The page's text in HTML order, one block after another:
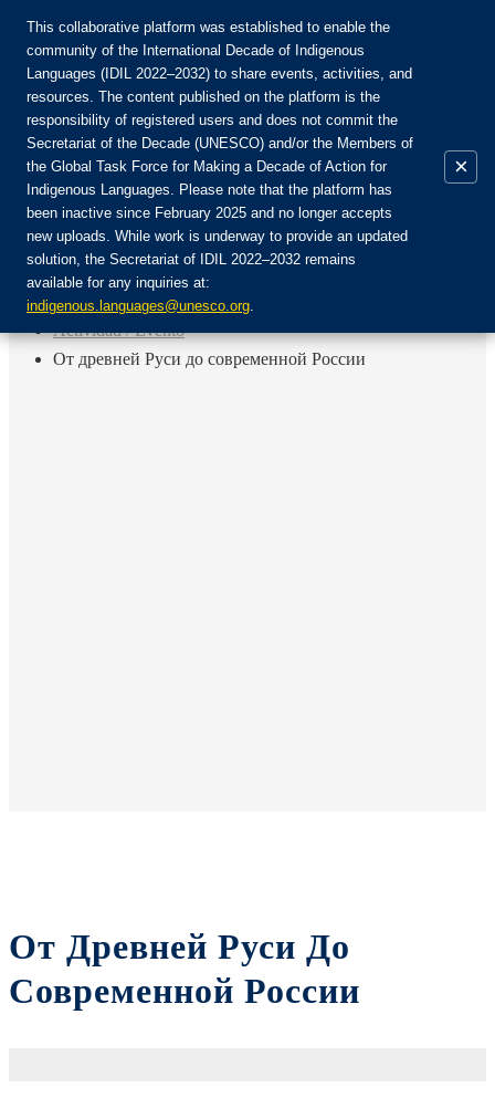
Únete a la comunidad:
Login
ES
EN
FR
RU
Inicio
Actividad / Evento
От древней Руси до современной России
От Древней Руси До
Современной России
This collaborative platform was established to enable the
community of the International Decade of Indigenous
Languages (IDIL 2022–2032) to share events, activities, and
resources. The content published on the platform is the
responsibility of registered users and does not commit the
Secretariat of the Decade (UNESCO) and/or the Members of
the Global Task Force for Making a Decade of Action for
Indigenous Languages. Please note that the platform has
been inactive since February 2025 and no longer accepts
new uploads. While work is underway to provide an updated
solution, the Secretariat of IDIL 2022–2032 remains
available for any inquiries at:
indigenous.languages@unesco.org.
×